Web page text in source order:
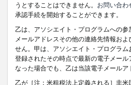
うとすることはできません。 お問い合わ
承認手続を開始することができます。
乙は、アソシエイト・プログラムへの
メールアドレスその他の連絡先情報お
せん。甲は、アソシエイト・プログラ
登録されたその時点で最新の電子メー
なった場合でも、乙は当該電子メール
乙が［注：米租税法上定義される］非